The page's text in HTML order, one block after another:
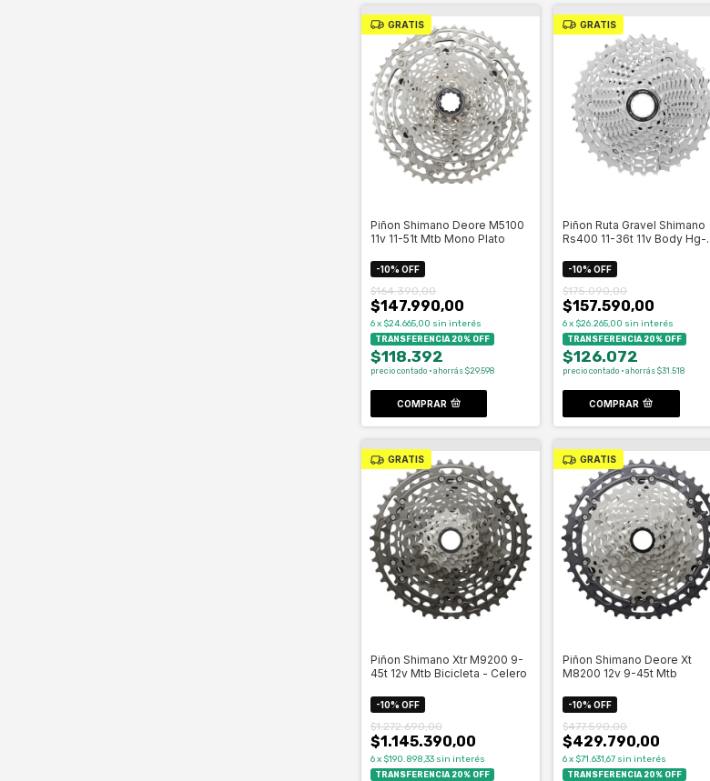
GRATIS
Piñon Shimano Deore M5100
11v 11-51t Mtb Mono Plato
-10% OFF
$147.990,00
$164.390,00
6x $24.665,00 sin interés
TRANSFERENCIA 20% OFF
$118.392
precio contado · ahorrás $29.598
COMPRAR
GRATIS
Piñon Ruta Gravel Shimano
Rs400 11-36t 11v Body Hg-
-10%OFF
$157.590,00
$175.090,00
6x $26.265,00 sin interés
TRANSFERENCIA 20% OFF
$126.072
precio contado · ahorrás $31.518
COMPRAR
GRATIS
Piñon Shimano Xtr M9200 9-
45t 12v Mtb Bicicleta - Celero
-10% OFF
$1.145.390,00
$1.272.690,00
6x $190.898,33 sin interés
TRANSFERENCIA 20% OFF
GRATIS
Piñon Shimano Deore Xt
M8200 12v 9-45t Mtb
-10%OFF
$429.790,00
$477.590,00
6x $71.631,67 sin interés
TRANSFERENCIA 20% OFF